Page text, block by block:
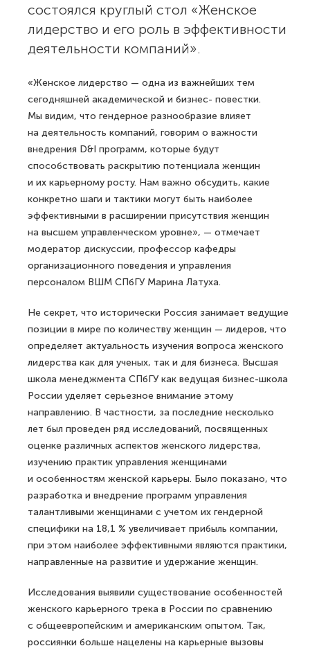
состоялся круглый стол «Женское
лидерство и его роль в эффективности
деятельности компаний».
«Женское лидерство — одна из важнейших тем
сегодняшней академической и бизнес- повестки.
Мы видим, что гендерное разнообразие влияет
на деятельность компаний, говорим о важности
внедрения D&I программ, которые будут
способствовать раскрытию потенциала женщин
и их карьерному росту. Нам важно обсудить, какие
конкретно шаги и тактики могут быть наиболее
эффективными в расширении присутствия женщин
на высшем управленческом уровне», — отмечает
модератор дискуссии, профессор кафедры
организационного поведения и управления
персоналом ВШМ СПбГУ Марина Латуха.
Не секрет, что исторически Россия занимает ведущие
позиции в мире по количеству женщин — лидеров, что
определяет актуальность изучения вопроса женского
лидерства как для ученых, так и для бизнеса. Высшая
школа менеджмента СПбГУ как ведущая бизнес-школа
России уделяет серьезное внимание этому
направлению. В частности, за последние несколько
лет был проведен ряд исследований, посвященных
оценке различных аспектов женского лидерства,
изучению практик управления женщинами
и особенностям женской карьеры. Было показано, что
разработка и внедрение программ управления
талантливыми женщинами с учетом их гендерной
специфики на 18,1 % увеличивает прибыль компании,
при этом наиболее эффективными являются практики,
направленные на развитие и удержание женщин.
Исследования выявили существование особенностей
женского карьерного трека в России по сравнению
с общеевропейским и американским опытом. Так,
россиянки больше нацелены на карьерные вызовы